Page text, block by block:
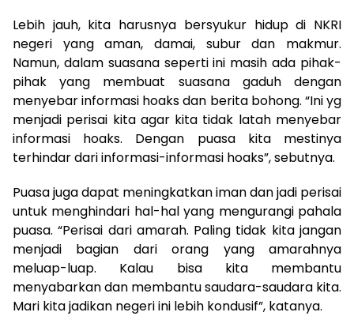
Lebih jauh, kita harusnya bersyukur hidup di NKRI
negeri yang aman, damai, subur dan makmur.
Namun, dalam suasana seperti ini masih ada pihak-
pihak yang membuat suasana gaduh dengan
menyebar informasi hoaks dan berita bohong. “Ini yg
menjadi perisai kita agar kita tidak latah menyebar
informasi hoaks. Dengan puasa kita mestinya
terhindar dari informasi-informasi hoaks”, sebutnya.
Puasa juga dapat meningkatkan iman dan jadi perisai
untuk menghindari hal-hal yang mengurangi pahala
puasa. “Perisai dari amarah. Paling tidak kita jangan
menjadi bagian dari orang yang amarahnya
meluap-luap. Kalau bisa kita membantu
menyabarkan dan membantu saudara-saudara kita.
Mari kita jadikan negeri ini lebih kondusif”, katanya.